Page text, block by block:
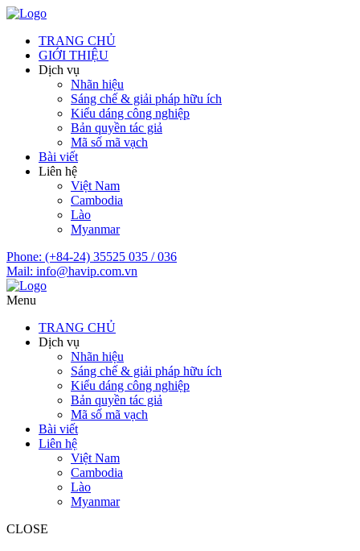
TRANG CHỦ
GIỚI THIỆU
Dịch vụ
Nhãn hiệu
Sáng chế & giải pháp hữu ích
Kiểu dáng công nghiệp
Bản quyền tác giả
Mã số mã vạch
Bài viết
Liên hệ
Việt Nam
Cambodia
Lào
Myanmar
Phone: (+84-24) 35525 035 / 036
Mail: info@havip.com.vn
Menu
TRANG CHỦ
Dịch vụ
Nhãn hiệu
Sáng chế & giải pháp hữu ích
Kiểu dáng công nghiệp
Bản quyền tác giả
Mã số mã vạch
Bài viết
Liên hệ
Việt Nam
Cambodia
Lào
Myanmar
CLOSE